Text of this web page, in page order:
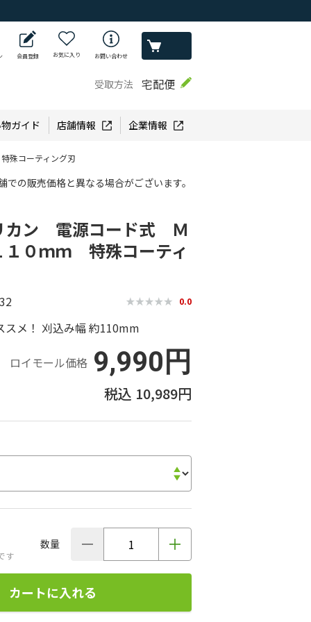
会員登録 お気に入り お問い合わせ
受取方法 宅配便
ガイド 店舗情報 企業情報
コーティング刃
の販売価格と異なる場合がございます。
カン 電源コード式 Ｍ
０ｍｍ 特殊コーティ
0.0
スメ！ 刈込み幅 約110mm
ロイモール価格 9,990円
10,989円
す
数量
カートに入れる